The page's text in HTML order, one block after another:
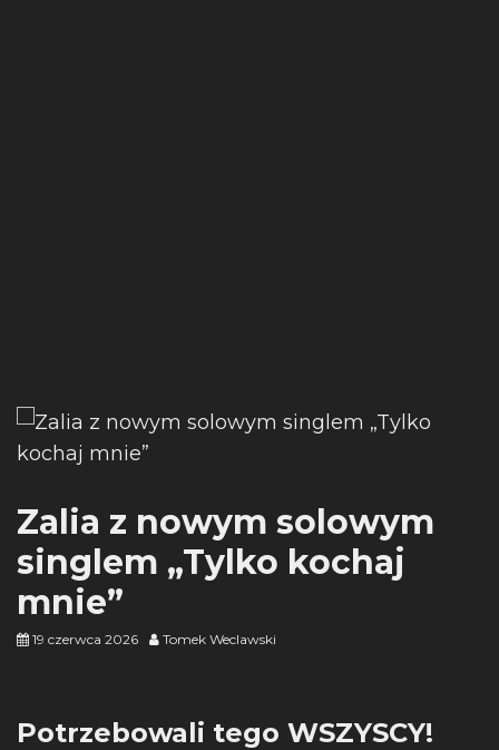
Zalia z nowym solowym
singlem „Tylko kochaj
mnie”
19 czerwca 2026 Tomek Weclawski
Potrzebowali tego WSZYSCY!